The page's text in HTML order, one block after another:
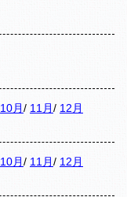
10月 / 11月 / 12月
10月 / 11月 / 12月